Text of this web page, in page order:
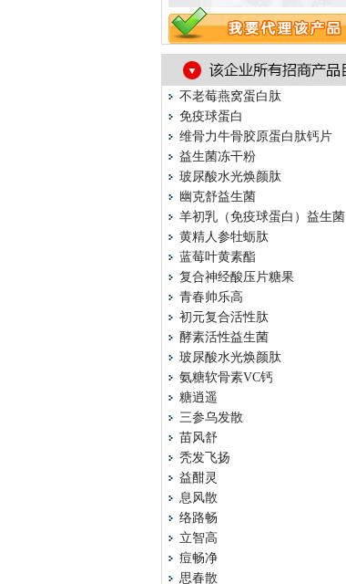
不老莓燕窝蛋白肽
免疫球蛋白
维骨力牛骨胶原蛋白肽钙片
益生菌冻干粉
玻尿酸水光焕颜肽
幽克舒益生菌
羊初乳（免疫球蛋白）益生菌
黄精人参牡蛎肽
蓝莓叶黄素酯
复合神经酸压片糖果
青春帅乐高
初元复合活性肽
酵素活性益生菌
玻尿酸水光焕颜肽
氨糖软骨素VC钙
糖逍遥
三参乌发散
苗风舒
秃发飞扬
益酣灵
息风散
络路畅
立智高
痘畅净
思春散